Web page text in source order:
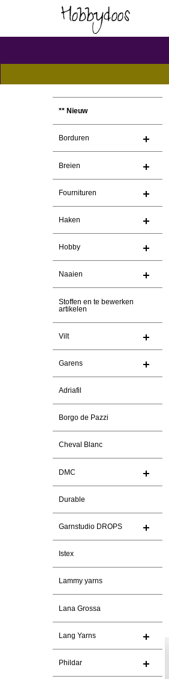
** Nieuw
Borduren
Breien
Fournituren
Haken
Hobby
Naaien
Stoffen en te bewerken
artikelen
Vilt
Garens
Adriafil
Borgo de Pazzi
Cheval Blanc
DMC
Durable
Garnstudio DROPS
Istex
Lammy yarns
Lana Grossa
Lang Yarns
Phildar
30-7-2026
Christel Vanderlinden
Snelle levering. En prima garen